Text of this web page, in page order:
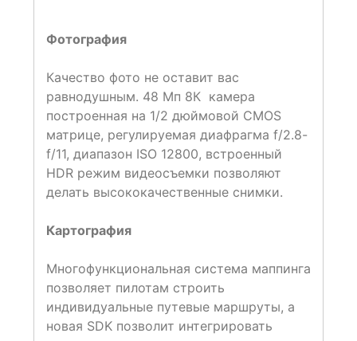
Фотография
Качество фото не оставит вас
равнодушным. 48 Мп 8К камера
построенная на 1/2 дюймовой CMOS
матрице, регулируемая диафрагма f/2.8-
f/11, диапазон ISO 12800, встроенный
HDR режим видеосъемки позволяют
делать высококачественные снимки.
Картография
Многофункциональная система маппинга
позволяет пилотам строить
индивидуальные путевые маршруты, а
новая SDK позволит интегрировать